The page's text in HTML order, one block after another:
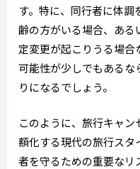
す。特に、同行者に体
齢の方がいる場合、あ
定変更が起こりうる場
可能性が少しでもあるな
りになるでしょう。
このように、旅行キャ
額化する現代の旅行スタ
者を守るための重要なリ